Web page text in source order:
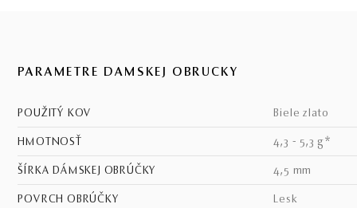
PARAMETRE DÁMSKEJ OBRÚČKY
POUŽITÝ KOV biele zlato
HMOTNOSŤ 4,3 - 5,3 g*
ŠÍRKA DÁMSKEJ OBRÚČKY 4,5 mm
POVRCH OBRÚČKY lesk